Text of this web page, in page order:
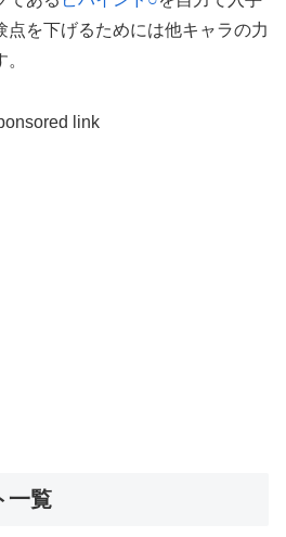
点を下げるためには他キャラの力
link
一覧